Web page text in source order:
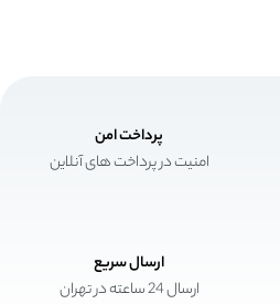
پرداخت امن
امنیت در پرداخت های آنلاین
ارسال سریع
ارسال 24 ساعته در تهران